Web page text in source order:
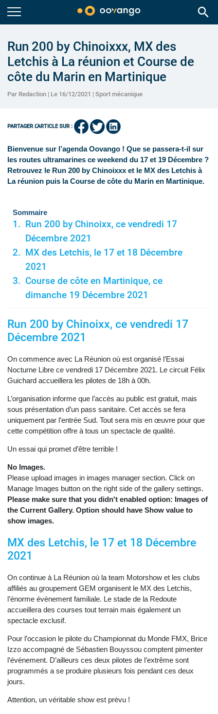
search
Run 200 by Chinoixxx, MX des
Letchis à La réunion et Course de
côte du Marin en Martinique
Par Redaction | Le 16/12/2021 | Sport mécanique
PARTAGER L'ARTICLE SUR :
Bienvenue sur l’agenda Oovango ! Que se passera-t-il sur
les routes ultramarines ce weekend du 17 et 19 Décembre ?
Retrouvez le Run 200 by Chinoixxx et le MX des Letchis à
La réunion puis la Course de côte du Marin en Martinique.
Sommaire
Run 200 by Chinoixx, ce vendredi 17
Décembre 2021
MX des Letchis, le 17 et 18 Décembre
2021
Course de côte en Martinique, ce
dimanche 19 Décembre 2021
Run 200 by Chinoixx, ce vendredi 17
Décembre 2021
On commence avec La Réunion où est organisé l’Essai
Nocturne Libre ce vendredi 17 Décembre 2021. Le circuit Félix
Guichard accueillera les pilotes de 18h à 00h.
L’organisation informe que l’accès au public est gratuit, mais
sous présentation d’un pass sanitaire. Cet accès se fera
uniquement par l’entrée Sud. Tout sera mis en œuvre pour que
cette compétition offre à tous un spectacle de qualité.
Un essai qui promet d’être terrible !
No Images.
Please upload images in images manager section. Click on
Manage Images button on the right side of the gallery settings.
Please make sure that you didn't enabled option: Images of
the Current Gallery. Option should have Show value to
show images.
MX des Letchis, le 17 et 18 Décembre
2021
On continue à La Réunion où la team Motorshow et les clubs
affiliés au groupement GEM organisent le MX des Letchis,
l’énorme évènement familiale. Le stade de la Redoute
accueillera des courses tout terrain mais également un
spectacle exclusif.
Pour l’occasion le pilote du Championnat du Monde FMX, Brice
Izzo accompagné de Sébastien Bouyssou comptent pimenter
l’événement. D’ailleurs ces deux pilotes de l’extrême sont
programmés a se produire plusieurs fois pendant ces deux
jours.
Attention, un véritable show est prévu !